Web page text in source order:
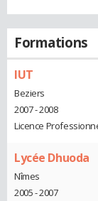
Formations
IUT
Beziers
2007 - 2008
Licence
Lycée Dhuoda
Nîmes
2005 - 2007